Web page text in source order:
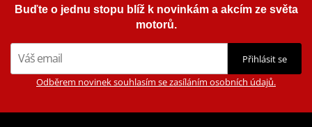
Buďte o jednu stopu blíž k novinkám a akcím ze světa
motorů.
Přihlásit se
Odběrem novinek souhlasím se zasíláním osobních údajů.